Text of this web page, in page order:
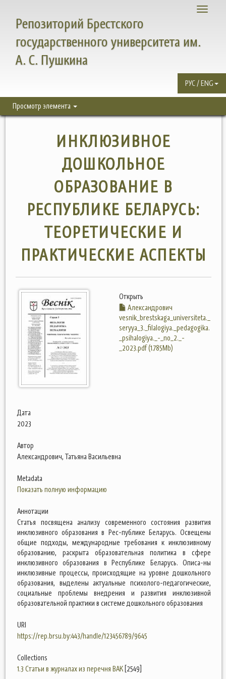
Toggle
Репозиторий Брестского
государственного университета им.
А. С. Пушкина
РУС / ENG
Просмотр элемента
ИНКЛЮЗИВНОЕ
ДОШКОЛЬНОЕ
ОБРАЗОВАНИЕ В
РЕСПУБЛИКЕ БЕЛАРУСЬ:
ТЕОРЕТИЧЕСКИЕ И
ПРАКТИЧЕСКИЕ АСПЕКТЫ
Открыть
Александрович
vesnik_brestskaga_universiteta._
seryya_3._filalogiya._pedagogika.
_psihalogiya._-_no_2._-
_2023.pdf (1.785Mb)
Дата
2023
Автор
Александрович, Татьяна Васильевна
Metadata
Показать полную информацию
Аннотации
Статья посвящена анализу современного состояния развития
инклюзивного образования в Рес-публике Беларусь. Освещены
общие подходы, международные требования к инклюзивному
образованию, раскрыта образовательная политика в сфере
инклюзивного образования в Республике Беларусь. Описа-ны
инклюзивные процессы, происходящие на уровне дошкольного
образования, выделены актуальные психолого-педагогические,
социальные проблемы внедрения и развития инклюзивной
образовательной практики в системе дошкольного образования
URI
https://rep.brsu.by:443/handle/123456789/9645
Collections
1.3 Статьи в журналах из перечня ВАК [2549]